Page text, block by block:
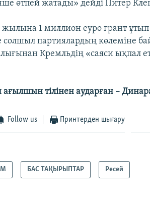
өтпей жатады» дейді Питер
жылына 1 миллион еуро грант
партиялардың көлеміне
Кремльдің «саяси ықпал
тілінен аударған –
Follow us Принтерден шығару
БАС ТАҚЫРЫПТАР Ресей